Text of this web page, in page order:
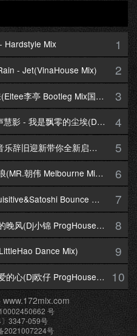
Hardstyle Mix 1
- Jet(VinaHouse Mix) 2
王宇宙Leto&乔浚丞 - 若月亮没来(Eltee李亭 Bootleg Mix国语合唱) 3
【172Mix独家】东木木&虎爷慧声慧影 - 我是飘零的尘埃(Dj十三 Melbourne Mix国语男) 4
廉江Dj锋少-国粤语FunkyHouse音乐辞旧迎新带你全新启航跨年专辑172Mix串烧 5
【172Mix独家】古惑仔 - 兴波作浪(MR.朝伟 Melbourne Mix粤语男) 6
【Dj夜猫提供】Lisa - Lalisa(Inquisitive&Satoshi Bounce Mix) 7
【172Mix独家】落日微醺 - 街角的晚风(Dj小锦 ProgHouse Mix粤语女) 8
Dance Mix) 9
【172Mix独家】林怡冰 - 原谅错爱的心(Dj欧仔 ProgHouse Mix粤语女) 10
号
3347-059号
2021007224号